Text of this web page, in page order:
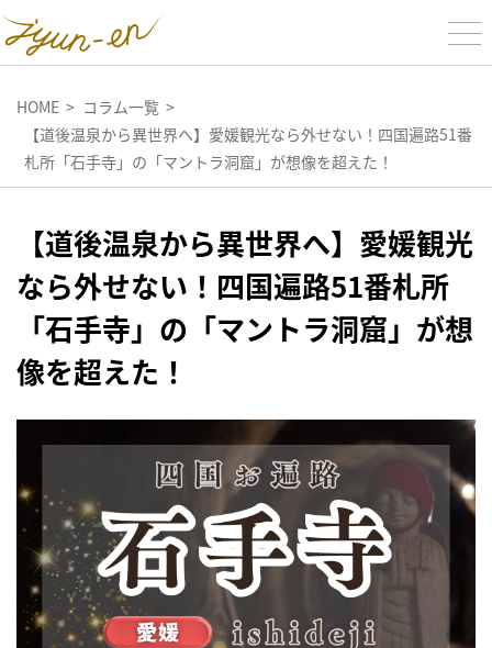
HOME
コラム一覧
【道後温泉から異世界へ】愛媛観光なら外せない！四国遍路51番
札所「石手寺」の「マントラ洞窟」が想像を超えた！
【道後温泉から異世界へ】愛媛観光
なら外せない！四国遍路51番札所
「石手寺」の「マントラ洞窟」が想
像を超えた！